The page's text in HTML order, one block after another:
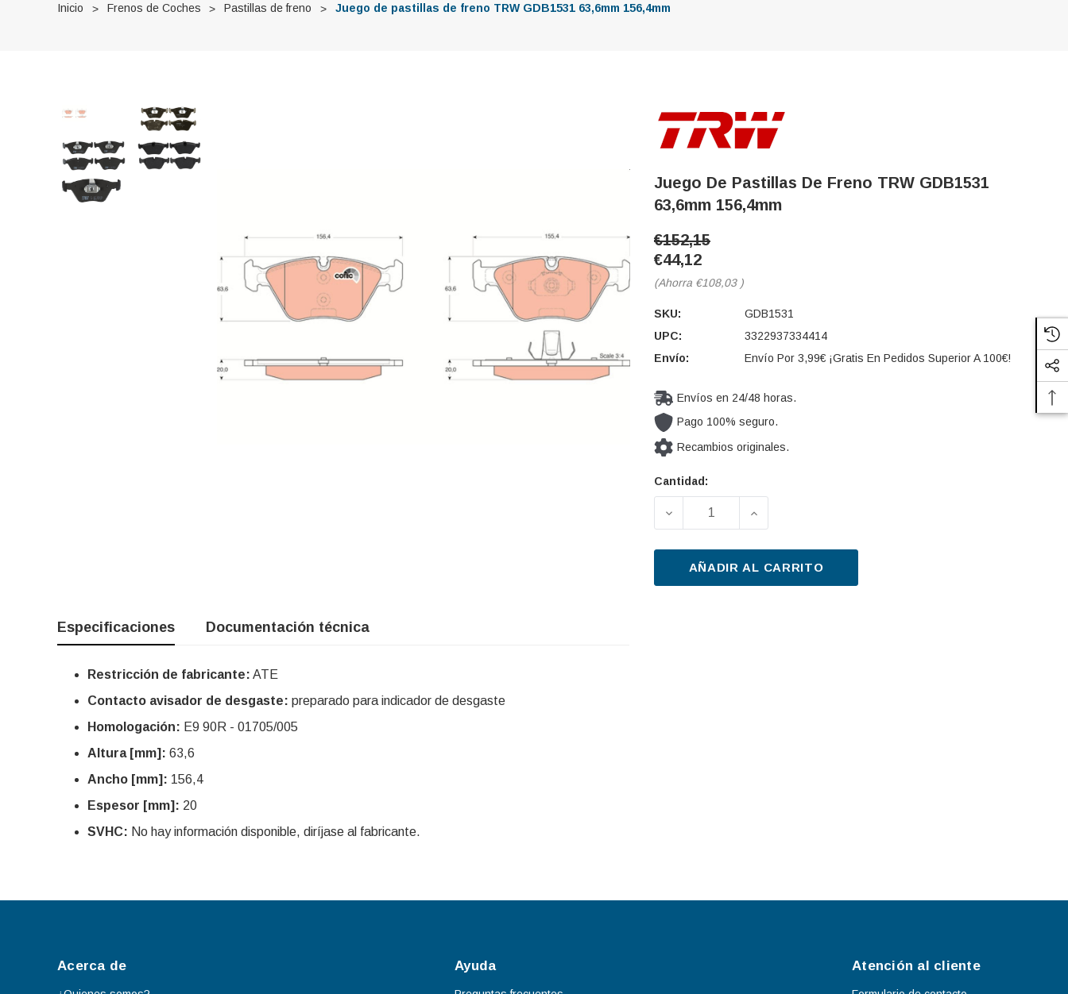
Inicio Frenos de Coches Pastillas de freno Juego de pastillas de freno TRW GDB1531 63,6mm 156,4mm
Juego De Pastillas De Freno TRW GDB1531
63,6mm 156,4mm
€152,15
€44,12
(Ahorra €108,03 )
SKU:
GDB1531
UPC:
3322937334414
Envío:
Envío Por 3,99€ ¡Gratis En Pedidos Superior A 100€!
Envíos en 24/48 horas.
Pago 100% seguro.
Recambios originales.
Cantidad
Cantidad:
DISMINUIR LA CANTIDAD DE JUEGO DE PASTILLAS DE FRENO
AUMENTAR LA CANTIDAD DE JUEGO DE
AÑADIR AL CARRITO
Especificaciones Documentación técnica
Restricción de fabricante: ATE
Contacto avisador de desgaste: preparado para indicador de desgaste
Homologación: E9 90R - 01705/005
Altura [mm]: 63,6
Ancho [mm]: 156,4
Espesor [mm]: 20
SVHC: No hay información disponible, diríjase al fabricante.
Acerca de Ayuda Atención al cliente